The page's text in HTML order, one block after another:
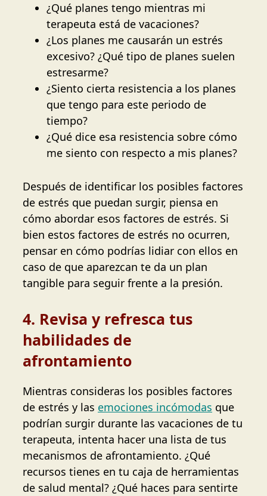
¿Qué planes tengo mientras mi
terapeuta está de vacaciones?
¿Los planes me causarán un estrés
excesivo? ¿Qué tipo de planes suelen
estresarme?
¿Siento cierta resistencia a los planes
que tengo para este periodo de
tiempo?
¿Qué dice esa resistencia sobre cómo
me siento con respecto a mis planes?
Después de identificar los posibles factores
de estrés que puedan surgir, piensa en
cómo abordar esos factores de estrés. Si
bien estos factores de estrés no ocurren,
pensar en cómo podrías lidiar con ellos en
caso de que aparezcan te da un plan
tangible para seguir frente a la presión.
4. Revisa y refresca tus
habilidades de
afrontamiento
Mientras consideras los posibles factores
de estrés y las emociones incómodas que
podrían surgir durante las vacaciones de tu
terapeuta, intenta hacer una lista de tus
mecanismos de afrontamiento. ¿Qué
recursos tienes en tu caja de herramientas
de salud mental? ¿Qué haces para sentirte